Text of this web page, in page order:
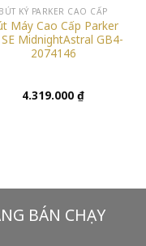
BÚT KÝ PARKER CAO CẤP
Máy Cao Cấp Parker
MidnightAstral GB4-
2074146
4.319.000 ₫
BÁN CHẠY